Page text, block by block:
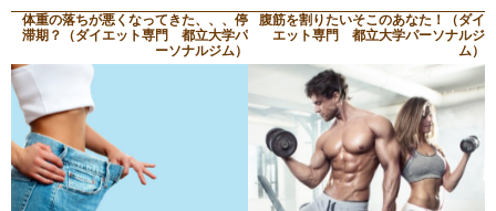
体重の落ちが悪くなってきた、、、停
滞期？（ダイエット専門 都立大学パ
ーソナルジム）
腹筋を割りたいそこのあなた！（ダイ
エット専門 都立大学パーソナルジ
ム）